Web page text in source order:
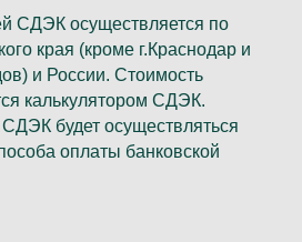
СДЭК осуществляется по
края (кроме г.Краснодар и
и России. Стоимость
калькулятором СДЭК.
будет осуществляться
оплаты банковской